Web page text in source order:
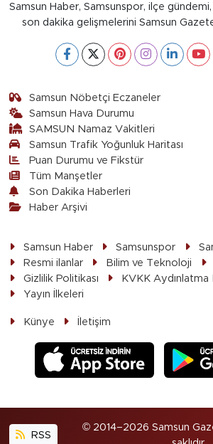
Samsun Haber, Samsunspor, ilçe
son dakika gelişmelerini Samsun
Samsun Nöbetçi Eczaneler
Samsun Hava Durumu
SAMSUN Namaz Vakitleri
Samsun Trafik Yoğunluk Haritası
Puan Durumu ve Fikstür
Tüm Manşetler
Son Dakika Haberleri
Haber Arşivi
Samsun Haber Samsunspor
Resmi ilanlar
Bilim ve Teknoloji
Gizlilik Politikası
KVKK Aydınlatma
Yayın İlkeleri
Künye İletişim
RSS
© 2014–2026 Samsun